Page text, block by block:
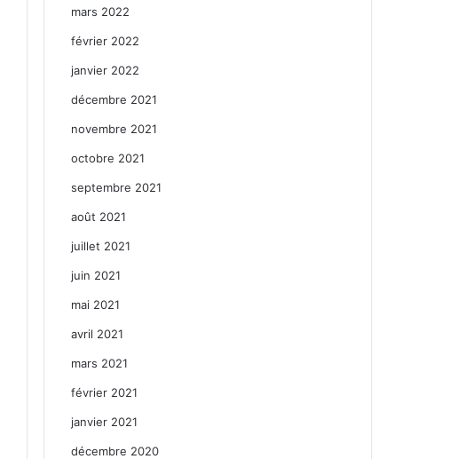
mars 2022
février 2022
janvier 2022
décembre 2021
novembre 2021
octobre 2021
septembre 2021
août 2021
juillet 2021
juin 2021
mai 2021
avril 2021
mars 2021
février 2021
janvier 2021
décembre 2020